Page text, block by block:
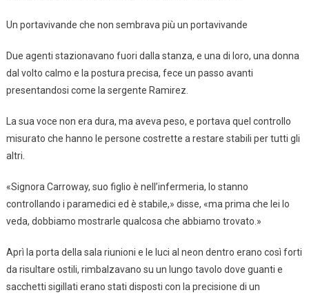
Un portavivande che non sembrava più un portavivande
Due agenti stazionavano fuori dalla stanza, e una di loro, una donna
dal volto calmo e la postura precisa, fece un passo avanti
presentandosi come la sergente Ramirez.
La sua voce non era dura, ma aveva peso, e portava quel controllo
misurato che hanno le persone costrette a restare stabili per tutti gli
altri.
«Signora Carroway, suo figlio è nell’infermeria, lo stanno
controllando i paramedici ed è stabile,» disse, «ma prima che lei lo
veda, dobbiamo mostrarle qualcosa che abbiamo trovato.»
Aprì la porta della sala riunioni e le luci al neon dentro erano così forti
da risultare ostili, rimbalzavano su un lungo tavolo dove guanti e
sacchetti sigillati erano stati disposti con la precisione di un